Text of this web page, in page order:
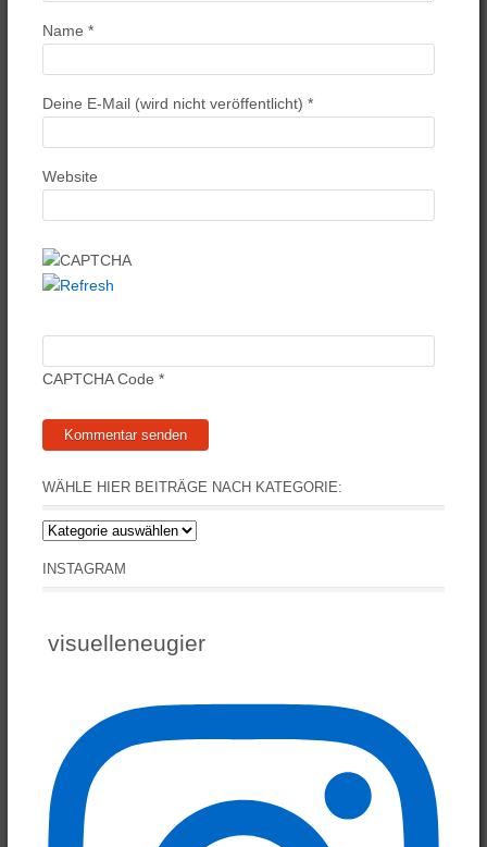
Name *
Deine E-Mail (wird nicht veröffentlicht) *
Website
CAPTCHA Code *
WÄHLE HIER BEITRÄGE NACH KATEGORIE:
Wähle
Beiträge
INSTAGRAM
visuelleneugier